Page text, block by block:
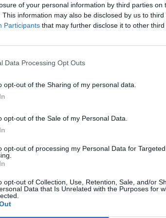
of your personal information by third parties on
This information may also be disclosed by us to
Participants that may further disclose it to other third
Data Processing Opt Outs
opt-out of the Sharing of my personal data.
opt-out of the Sale of my Personal Data.
opt-out of processing my Personal Data for Targeted
opt-out of Collection, Use, Retention, Sale, and/or
Data that Is Unrelated with the Purposes for
vahvistuksesta, kun se julkisti
vielä viime kaudella 74 ottelua NHL:ssä
on pelannut NHL:ssä lähes 500 ottelua, joten
on tehnyt myös NHL:ssä siedettävät 181
jota Kärppiin saapuu.
kiinnostuksemme. Pelaaja parhaassa iässä
harvinaista Euroopassa. Isokokoiseksi
– tämän ansiosta nuori
rohkeammin ja vapautuneemmin,